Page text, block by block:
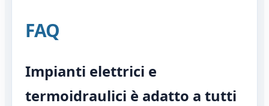
FAQ
Impianti elettrici e
termoidraulici è adatto a tutti